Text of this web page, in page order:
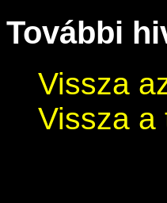
További
Vissza
Vissza a